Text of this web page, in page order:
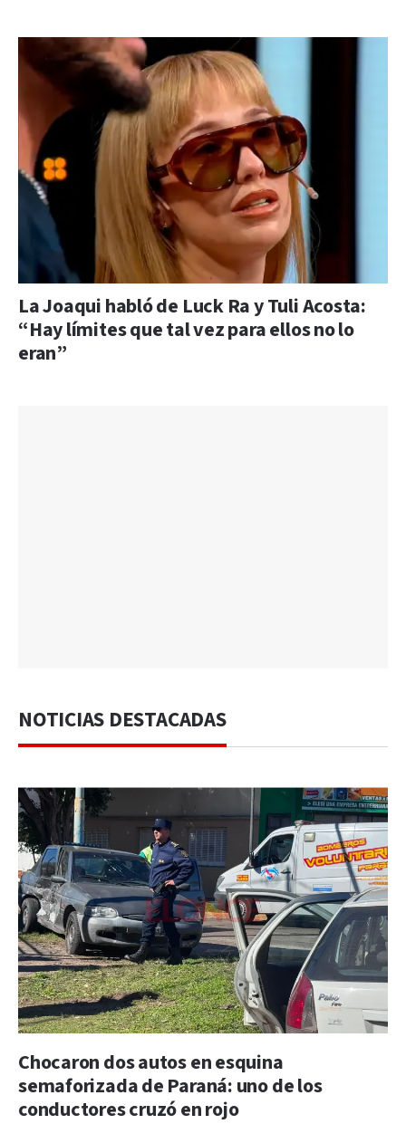
La Joaqui habló de Luck Ra y Tuli Acosta:
“Hay límites que tal vez para ellos no lo
eran”
NOTICIAS DESTACADAS
Chocaron dos autos en esquina
semaforizada de Paraná: uno de los
conductores cruzó en rojo